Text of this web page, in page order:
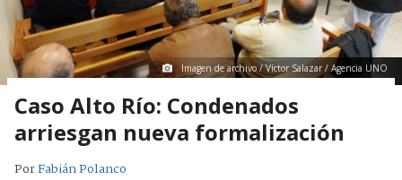
Imagen de archivo / Víctor Salazar / Agencia UNO
Caso Alto Río: Condenados
arriesgan nueva formalización
PorFabián Polanco